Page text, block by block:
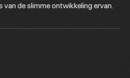
van de slimme ontwikkeling ervan.